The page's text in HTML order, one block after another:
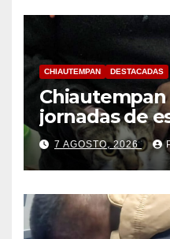
CHIAUTEMPAN DESTACADAS
jornadas de
para perros y
7 AGOSTO, 2026